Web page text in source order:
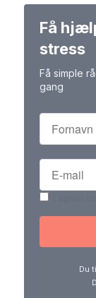
Få
stress
Få simple
gang
Du